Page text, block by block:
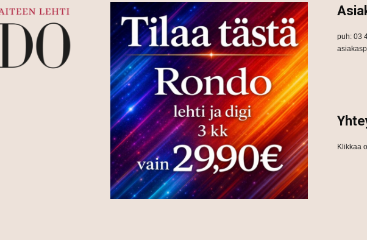
puh: 03
Klikkaa